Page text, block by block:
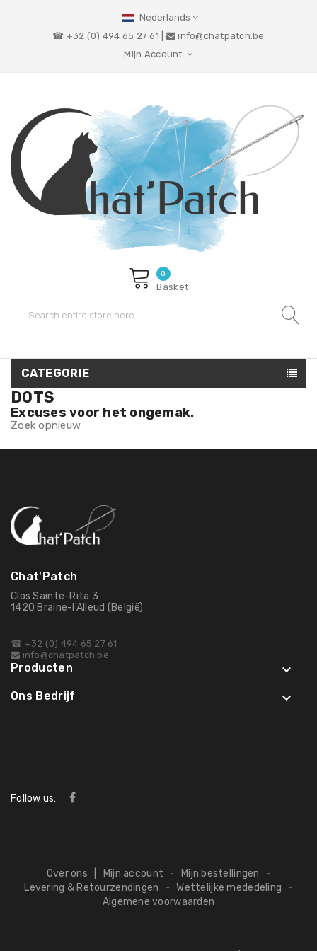
Nederlands
☎ +32 (0) 494 65 27 61 |
info@chatpatch.be
Mijn Account
Basket
0
CATEGORIE
DOTS
Excuses voor het ongemak.
Zoek opnieuw
Chat'Patch
Clos Sainte-Rita 3
1420 Braine-l'Alleud (België)
☎ +32 (0) 494 65 27 61
info@chatpatch.be
Producten 
Ons Bedrijf 
Follow us:
Over ons Mijn account - Mijn bestellingen -
Levering & Retourzendingen - Wettelijke mededeling -
Algemene voorwaarden